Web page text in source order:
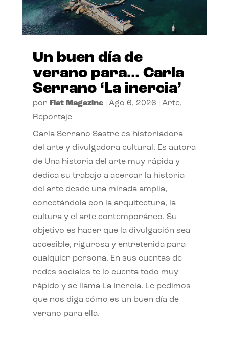
Un buen día de
verano para… Carla
Serrano ‘La inercia’
por Flat Magazine| Ago 6, 2026 Arte,
Reportaje
Carla Serrano Sastre es historiadora
del arte y divulgadora cultural. Es autora
de Una historia del arte muy rápida y
dedica su trabajo a acercar la historia
del arte desde una mirada amplia,
conectándola con la arquitectura, la
cultura y el arte contemporáneo. Su
objetivo es hacer que la divulgación sea
accesible, rigurosa y entretenida para
cualquier persona. En sus cuentas de
redes sociales te lo cuenta todo muy
rápido y se llama La Inercia. Le pedimos
que nos diga cómo es un buen día de
verano para ella.